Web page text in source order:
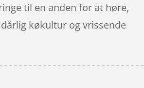
til en anden for at høre,
køkultur og vrissende